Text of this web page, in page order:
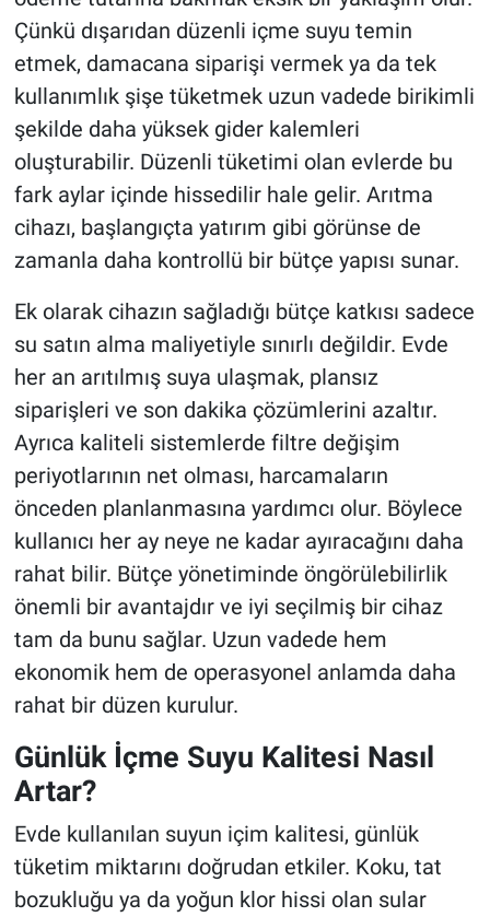
Çünkü dışarıdan düzenli içme suyu temin
etmek, damacana siparişi vermek ya da tek
kullanımlık şişe tüketmek uzun vadede birikimli
şekilde daha yüksek gider kalemleri
oluşturabilir. Düzenli tüketimi olan evlerde bu
fark aylar içinde hissedilir hale gelir. Arıtma
cihazı, başlangıçta yatırım gibi görünse de
zamanla daha kontrollü bir bütçe yapısı sunar.
Ek olarak cihazın sağladığı bütçe katkısı sadece
su satın alma maliyetiyle sınırlı değildir. Evde
her an arıtılmış suya ulaşmak, plansız
siparişleri ve son dakika çözümlerini azaltır.
Ayrıca kaliteli sistemlerde filtre değişim
periyotlarının net olması, harcamaların
önceden planlanmasına yardımcı olur. Böylece
kullanıcı her ay neye ne kadar ayıracağını daha
rahat bilir. Bütçe yönetiminde öngörülebilirlik
önemli bir avantajdır ve iyi seçilmiş bir cihaz
tam da bunu sağlar. Uzun vadede hem
ekonomik hem de operasyonel anlamda daha
rahat bir düzen kurulur.
Günlük İçme Suyu Kalitesi Nasıl
Artar?
Evde kullanılan suyun içim kalitesi, günlük
tüketim miktarını doğrudan etkiler. Koku, tat
bozukluğu ya da yoğun klor hissi olan sular